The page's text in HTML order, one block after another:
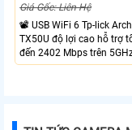
Giá Gốc: Liên Hệ
📽 USB WiFi 6 Tp-lick
TX50U độ lợi cao hỗ trợ
đến 2402 Mbps trên
Mbps trên 2.4GHz mang
3.0 tốc độ cao hỗ trợ